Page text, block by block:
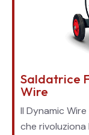
Saldatrice
Wire
Il Dynamic
che